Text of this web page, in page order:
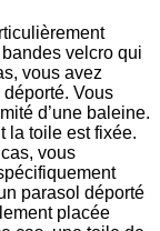
velcro qui
vous avez
Vous
d’une baleine.
la toile est fixée.
vous
parasol déporté
placée